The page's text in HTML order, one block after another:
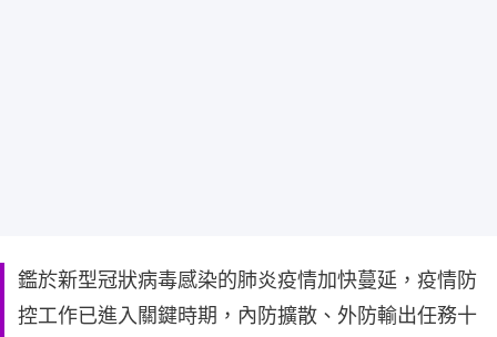
鑑於新型冠狀病毒感染的肺炎疫情加快蔓延，疫情防
控工作已進入關鍵時期，內防擴散、外防輸出任務十